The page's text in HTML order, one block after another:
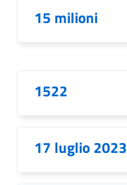
15 milioni
1522
17 luglio 2023